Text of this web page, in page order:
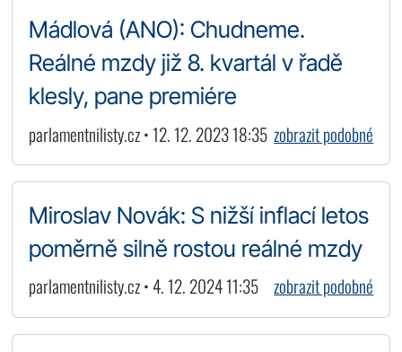
Mádlová (ANO): Chudneme.
Reálné mzdy již 8. kvartál v řadě
klesly, pane premiére
parlamentnilisty.cz • 12. 12. 2023 18:35 zobrazit podobné
Miroslav Novák: S nižší inflací letos
poměrně silně rostou reálné mzdy
parlamentnilisty.cz • 4. 12. 2024 11:35 zobrazit podobné